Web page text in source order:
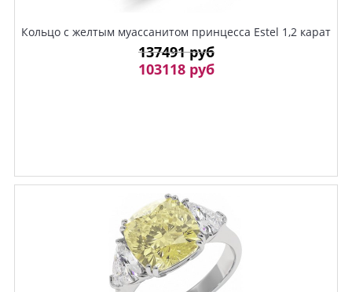
Кольцо с желтым муассанитом принцесса Estel 1,2 карат
137491 руб
103118 руб